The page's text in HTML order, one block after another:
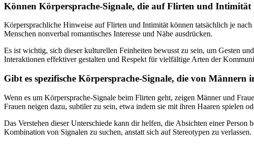
Können Körpersprache-Signale, die auf Flirten und
Körpersprachliche Hinweise auf Flirten und Intimität können tatsächlich je
Menschen nonverbal romantisches Interesse und Nähe ausdrücken.
Es ist wichtig, sich dieser kulturellen Feinheiten bewusst zu sein, um Gesten
Interaktionen effektiver gestalten und Respekt für vielfältige Arten der
Gibt es spezifische Körpersprache-Signale, die von
Wenn es um Körpersprache-Signale beim Flirten geht, zeigen Männer und
Frauen neigen dazu, subtiler zu sein, etwa indem sie mit ihren Haaren spielen
Das Verstehen dieser Unterschiede kann dir helfen, die Absichten einer
Kombination von Signalen zu suchen, anstatt sich auf Stereotypen zu verlassen.